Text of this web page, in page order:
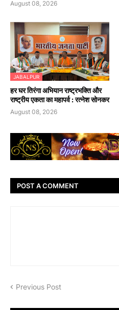
August 08, 2026
JABALPUR
हर घर तिरंगा अभियान राष्ट्रभक्ति और
राष्ट्रीय एकता का महापर्व : रत्नेश सोनकर
August 08, 2026
POST A COMMENT
Previous Post